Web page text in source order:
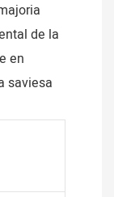
de la
en
saviesa